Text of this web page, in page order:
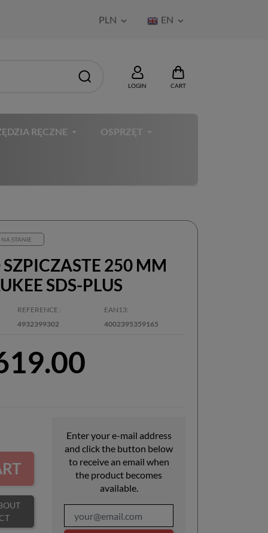
PLN  EN 
LOGIN CART
RĘCZNE OSPRZĘT
STANIE
250 MM
SDS-PLUS
REFERENCE
4932399302
EAN13
4002395359165
Enter your e-mail address
and click the button below
to receive an email when
the product becomes
available.